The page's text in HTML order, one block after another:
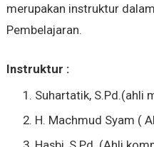
merupakan instruktur
Pembelajaran.
Instruktur :
Suhartatik, S.Pd.(ahli
H. Machmud Syam (